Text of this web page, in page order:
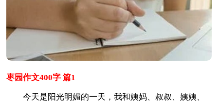
枣园作文400字 篇1
今天是阳光明媚的一天，我和姨妈、叔叔、姨姨、